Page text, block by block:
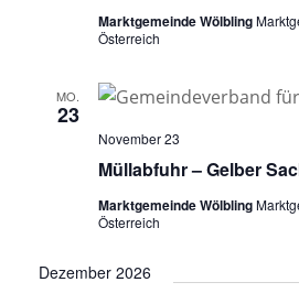
Marktgemeinde Wölbling
Österreich
MO.
23
Müllabfuhr – Gelber
November 23
Marktgemeinde Wölbling
Österreich
Dezember 2026